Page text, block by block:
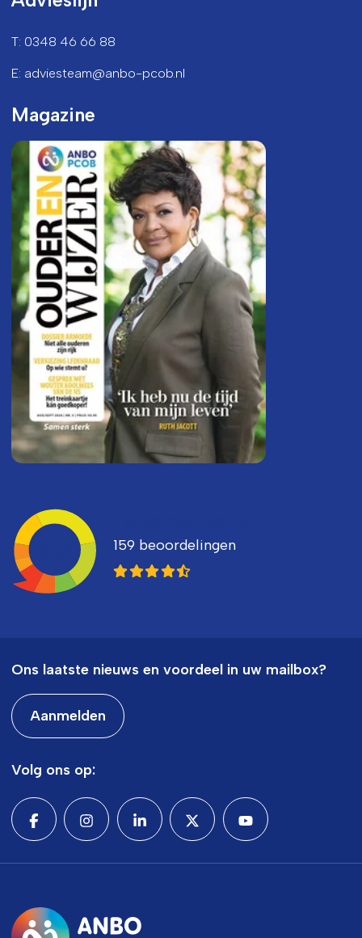
T: 0348 46 66 88
E: adviesteam@anbo-pcob.nl
Magazine
159 beoordelingen
Ons laatste nieuws en voordeel in uw mailbox?
Aanmelden
Volg ons op: